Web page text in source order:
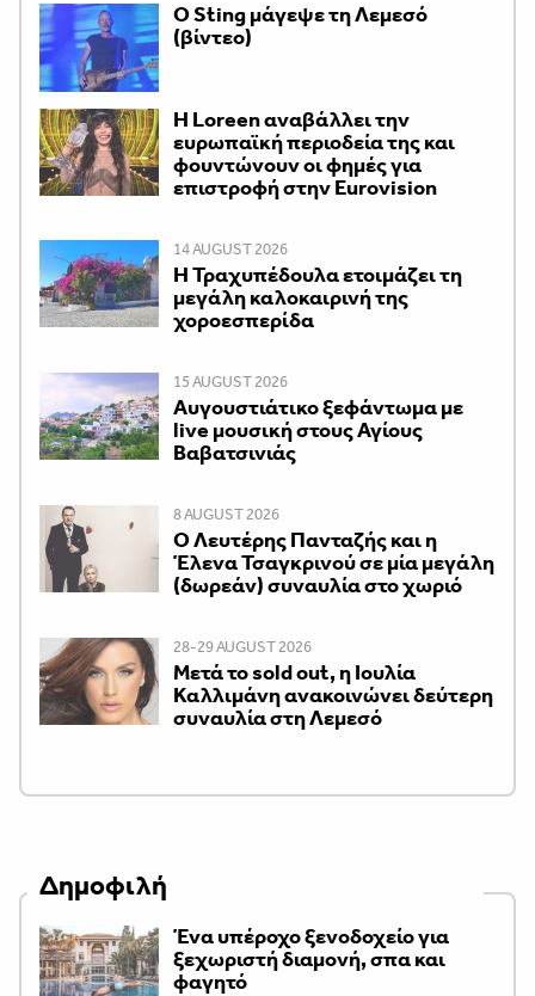
Ο Sting μάγεψε τη Λεμεσό
(βίντεο)
Η Loreen αναβάλλει την
ευρωπαϊκή περιοδεία της και
φουντώνουν οι φημές για
επιστροφή στην Eurovision
14 AUGUST 2026
Η Τραχυπέδουλα ετοιμάζει τη
μεγάλη καλοκαιρινή της
χοροεσπερίδα
15 AUGUST 2026
Αυγουστιάτικο ξεφάντωμα με
live μουσική στους Αγίους
Βαβατσινιάς
8 AUGUST 2026
Ο Λευτέρης Πανταζής και η
Έλενα Τσαγκρινού σε μία μεγάλη
(δωρεάν) συναυλία στο χωριό
28-29 AUGUST 2026
Μετά το sold out, η Ιουλία
Καλλιμάνη ανακοινώνει δεύτερη
συναυλία στη Λεμεσό
Δημοφιλή
Ένα υπέροχο ξενοδοχείο για
ξεχωριστή διαμονή, σπα και
φαγητό